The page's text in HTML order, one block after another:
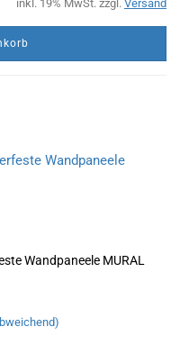
inkl. 19% MwSt. zzgl. Versand
Wandpaneele MURAL